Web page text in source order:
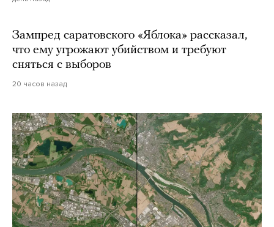
Зампред саратовского «Яблока» рассказал,
что ему угрожают убийством и требуют
сняться с выборов
20 часов назад